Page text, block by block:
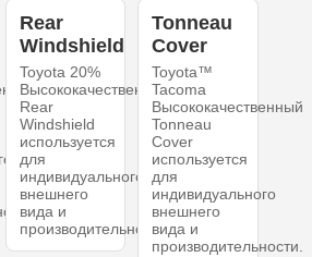
Rear
Windshield
Toyota 20%
Высококачественный
Rear
Windshield
используется
для
индивидуального
внешнего
вида и
производительности.
Tonneau
Cover
Toyota™
Tacoma
Высококачественный
Tonneau
Cover
используется
для
индивидуального
внешнего
вида и
производительности.